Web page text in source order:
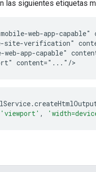
las siguientes etiquetas
mobile-web-app-
site-verification"
web-app-capable"
content="..."/>
.
'viewport' ,